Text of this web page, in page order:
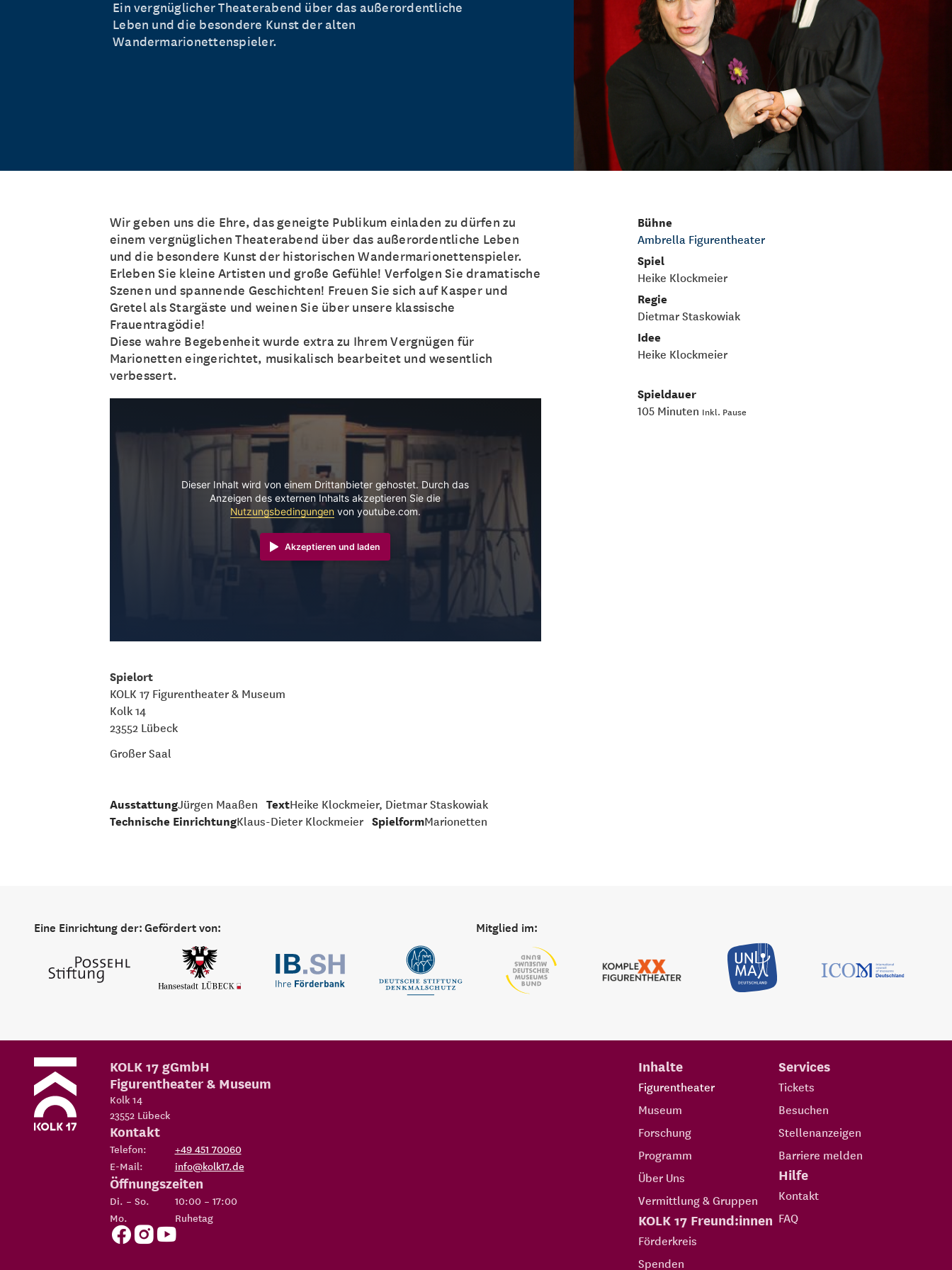
Ein vergnüglicher Theaterabend über das außerordentliche
Leben und die besondere Kunst der alten
Wandermarionettenspieler.
Wir geben uns die Ehre, das geneigte Publikum einladen zu dürfen zu
einem vergnüglichen Theaterabend über das außerordentliche Leben
und die besondere Kunst der historischen Wandermarionettenspieler.
Erleben Sie kleine Artisten und große Gefühle! Verfolgen Sie dramatische
Szenen und spannende Geschichten! Freuen Sie sich auf Kasper und
Gretel als Stargäste und weinen Sie über unsere klassische
Frauentragödie!
Diese wahre Begebenheit wurde extra zu Ihrem Vergnügen für
Marionetten eingerichtet, musikalisch bearbeitet und wesentlich
verbessert.
Dieser Inhalt wird von einem Drittanbieter gehostet. Durch das
Anzeigen des externen Inhalts akzeptieren Sie die
Nutzungsbedingungen von youtube.com.
Akzeptieren und laden
Spielort
KOLK 17 Figurentheater & Museum
Kolk 14
23552 Lübeck
Großer Saal
AusstattungJürgen Maaßen TextHeike Klockmeier, Dietmar Staskowiak
Technische EinrichtungKlaus-Dieter Klockmeier SpielformMarionetten
Bühne
Ambrella Figurentheater
Spiel
Heike Klockmeier
Regie
Dietmar Staskowiak
Idee
Heike Klockmeier
Spieldauer
105 Minuten Inkl. Pause
Eine Einrichtung der:Gefördert von: Mitglied im:
Inhalte
Figurentheater
Museum
Forschung
Programm
Über Uns
Vermittlung & Gruppen
KOLK 17 Freund:innen
Förderkreis
Spenden
Services
Tickets
Besuchen
Stellenanzeigen
Barriere melden
Hilfe
Kontakt
FAQ
KOLK 17 gGmbH
Figurentheater & Museum
Kolk 14
23552 Lübeck
Kontakt
Telefon:
+49 451 70060
E-Mail:
info@kolk17.de
Öffnungszeiten
Di. – So.
10:00 – 17:00
Mo.
Ruhetag